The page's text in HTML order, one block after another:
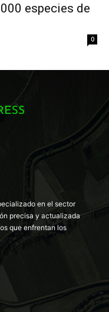
especies de
0
en el sector
precisa y actualizada
que enfrentan los